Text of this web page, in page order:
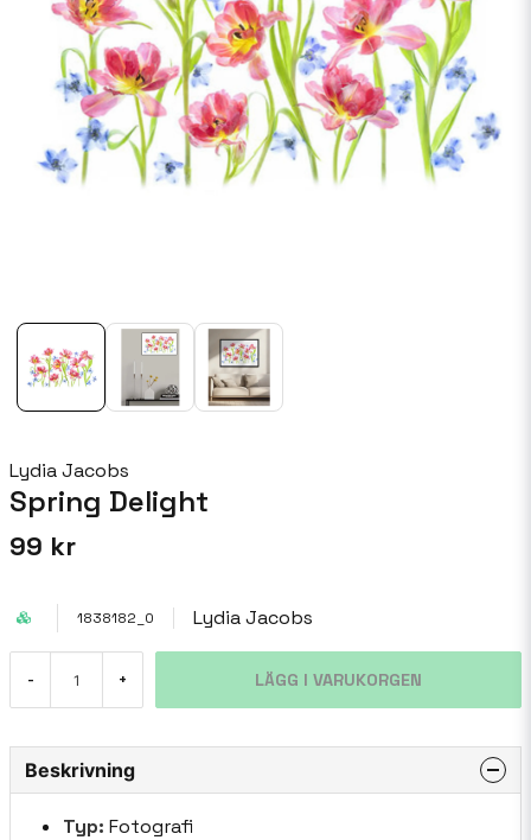
Lydia Jacobs
Spring Delight
99 kr
1838182_0 Lydia Jacobs
- + LÄGG I VARUKORGEN
Beskrivning
Typ: Fotografi